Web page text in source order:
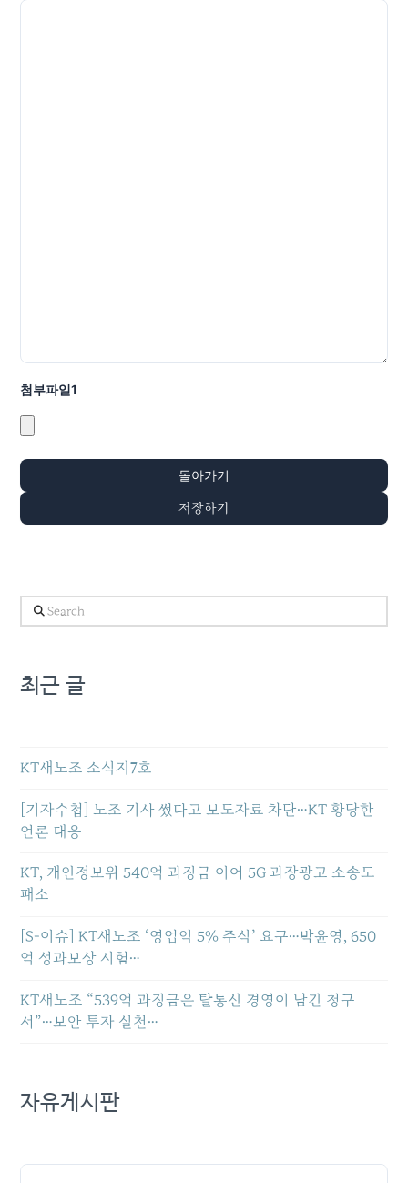
첨부파일1
돌아가기
저장하기
Search
최근 글
KT새노조 소식지7호
[기자수첩] 노조 기사 썼다고 보도자료 차단…KT 황당한
언론 대응
KT, 개인정보위 540억 과징금 이어 5G 과장광고 소송도
패소
[S-이슈] KT새노조 ‘영업익 5% 주식’ 요구…박윤영, 650
억 성과보상 시험…
KT새노조 “539억 과징금은 탈통신 경영이 남긴 청구
서”…보안 투자 실천…
자유게시판